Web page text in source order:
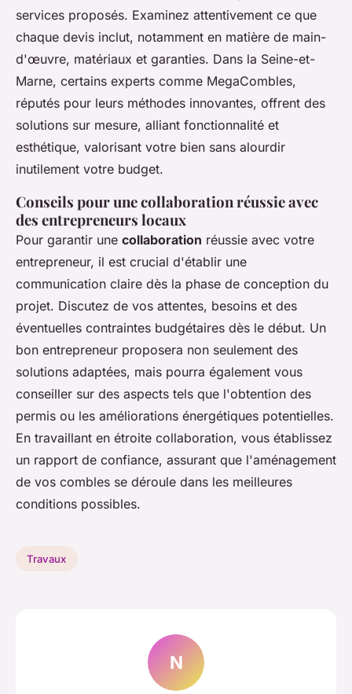
services proposés. Examinez attentivement ce que
chaque devis inclut, notamment en matière de main-
d'œuvre, matériaux et garanties. Dans la Seine-et-
Marne, certains experts comme MegaCombles,
réputés pour leurs méthodes innovantes, offrent des
solutions sur mesure, alliant fonctionnalité et
esthétique, valorisant votre bien sans alourdir
inutilement votre budget.
Conseils pour une collaboration réussie avec
des entrepreneurs locaux
Pour garantir une collaboration réussie avec votre
entrepreneur, il est crucial d'établir une
communication claire dès la phase de conception du
projet. Discutez de vos attentes, besoins et des
éventuelles contraintes budgétaires dès le début. Un
bon entrepreneur proposera non seulement des
solutions adaptées, mais pourra également vous
conseiller sur des aspects tels que l'obtention des
permis ou les améliorations énergétiques potentielles.
En travaillant en étroite collaboration, vous établissez
un rapport de confiance, assurant que l'aménagement
de vos combles se déroule dans les meilleures
conditions possibles.
Travaux
N